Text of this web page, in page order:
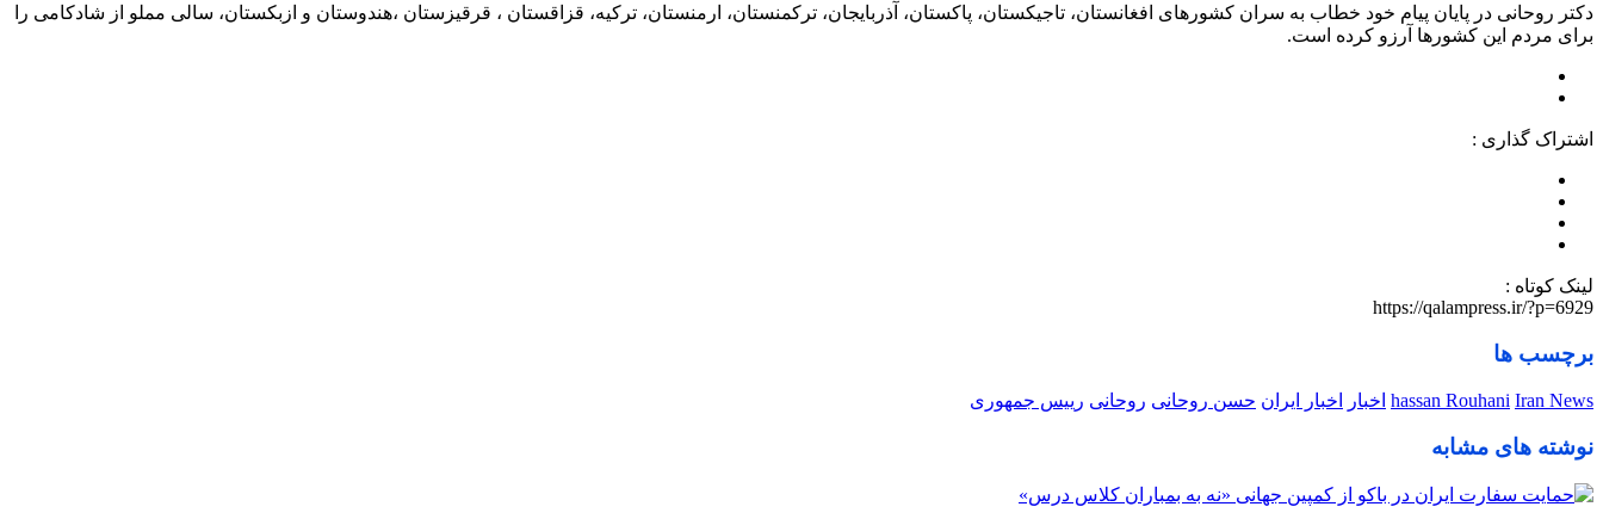
دکتر روحانی در پایان پیام خود خطاب به سران کشورهای افغانستان، تاجیکستان، پاکستان، آذربایجان، ترکمنستان، ارمنستان، ترکیه، قزاقستان ، قرقیزستان ،هندوستان و ازبکستان، سالی مملو از شادکامی را
برای مردم این کشورها آرزو کرده است.
اشتراک گذاری :
لینک کوتاه :
https://qalampress.ir/?p=6929
برچسب ها
hassan Rouhani Iran News اخبار اخبار ایران حسن روحانی روحانی رییس جمهوری
نوشته های مشابه